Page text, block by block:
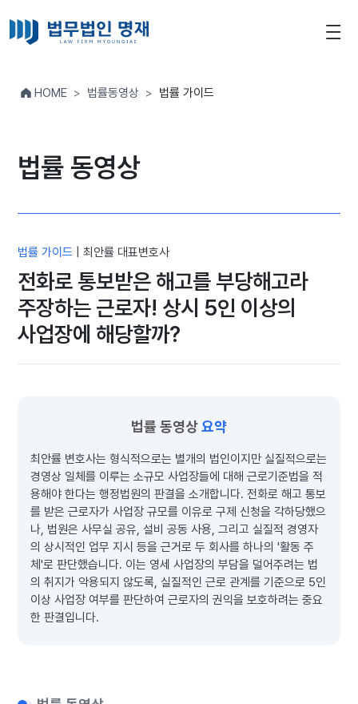
HOME 법률동영상 법률 가이드
법률 동영상
법률 가이드 |최안률 대표변호사
전화로 통보받은 해고를 부당해고라
주장하는 근로자! 상시 5인 이상의
사업장에 해당할까?
법률 동영상요약
최안률 변호사는 형식적으로는 별개의 법인이지만 실질적으로는
경영상 일체를 이루는 소규모 사업장들에 대해 근로기준법을 적
용해야 한다는 행정법원의 판결을 소개합니다. 전화로 해고 통보
를 받은 근로자가 사업장 규모를 이유로 구제 신청을 각하당했으
나, 법원은 사무실 공유, 설비 공동 사용, 그리고 실질적 경영자
의 상시적인 업무 지시 등을 근거로 두 회사를 하나의 '활동 주
체'로 판단했습니다. 이는 영세 사업장의 부담을 덜어주려는 법
의 취지가 악용되지 않도록, 실질적인 근로 관계를 기준으로 5인
이상 사업장 여부를 판단하여 근로자의 권익을 보호하려는 중요
한 판결입니다.